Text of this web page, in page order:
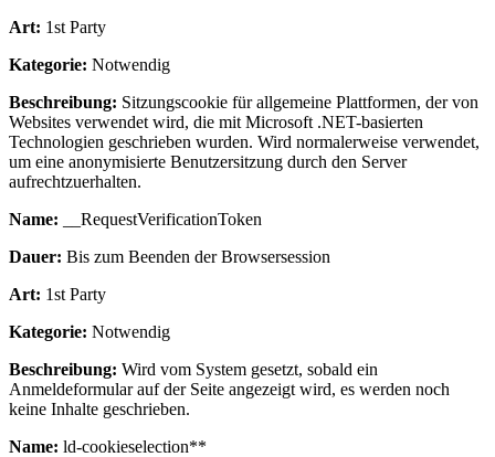
Art: 1st Party
Kategorie: Notwendig
Beschreibung: Sitzungscookie für allgemeine Plattformen, der von
Websites verwendet wird, die mit Microsoft .NET-basierten
Technologien geschrieben wurden. Wird normalerweise verwendet,
um eine anonymisierte Benutzersitzung durch den Server
aufrechtzuerhalten.
Name: __RequestVerificationToken
Dauer: Bis zum Beenden der Browsersession
Art: 1st Party
Kategorie: Notwendig
Beschreibung: Wird vom System gesetzt, sobald ein
Anmeldeformular auf der Seite angezeigt wird, es werden noch
keine Inhalte geschrieben.
Name: ld-cookieselection**